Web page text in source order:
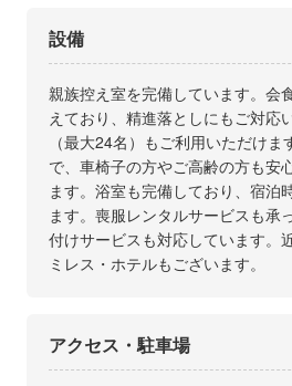
設備
親族控え室を完備しています。会
えており、精進落としにもご対応
（最大24名）もご利用いただけ
で、車椅子の方やご高齢の方も安
ます。浴室も完備しており、宿泊
ます。喪服レンタルサービスも承
付けサービスも対応しています。
ミレス・ホテルもございます。
アクセス・駐車場